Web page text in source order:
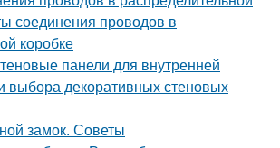
соединения проводов в
коробке
панели для внутренней
выбора декоративных стеновых
замок. Советы